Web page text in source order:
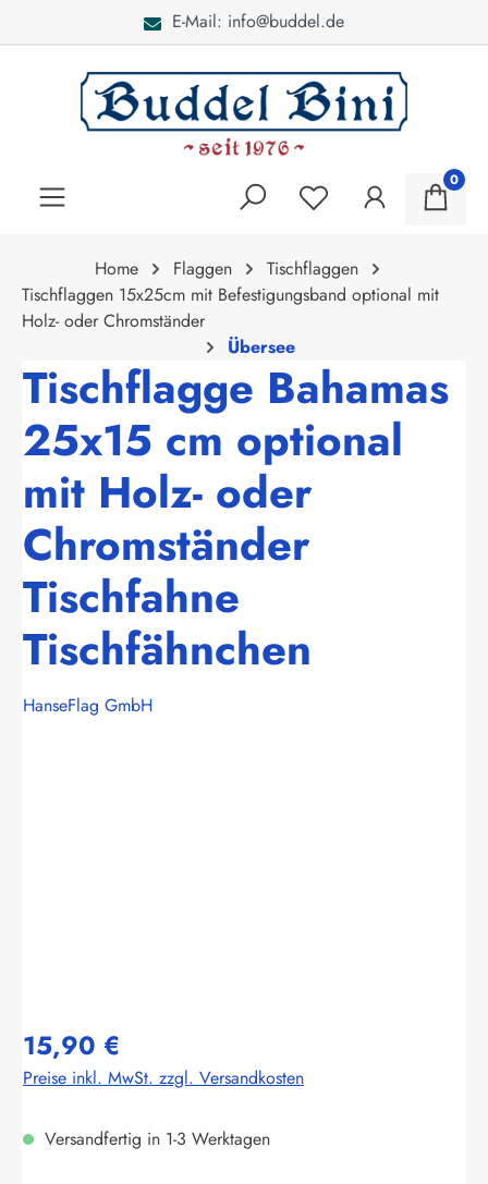
E-Mail: info@buddel.de
0
Home Flaggen
Tischflaggen
Tischflaggen 15x25cm mit Befestigungsband optional mit
Holz- oder Chromständer
Übersee
Tischflagge Bahamas
25x15 cm optional
mit Holz- oder
Chromständer
Tischfahne
Tischfähnchen
HanseFlag GmbH
15,90 €
Preise inkl. MwSt. zzgl. Versandkosten
Versandfertig in 1-3 Werktagen